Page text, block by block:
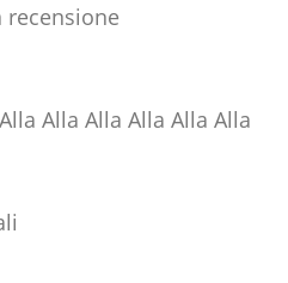
recensione
Alla Alla Alla Alla Alla